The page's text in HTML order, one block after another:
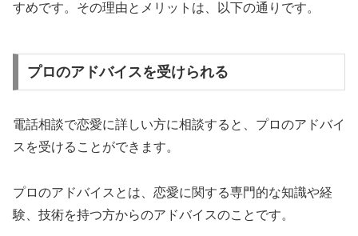
すめです。その理由とメリットは、以下の通りです。
プロのアドバイスを受けられる
電話相談で恋愛に詳しい方に相談すると、プロのアドバイ
スを受けることができます。
プロのアドバイスとは、恋愛に関する専門的な知識や経
験、技術を持つ方からのアドバイスのことです。